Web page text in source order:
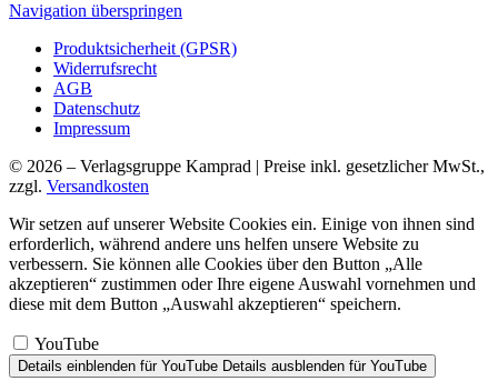
Navigation überspringen
Produktsicherheit (GPSR)
Widerrufsrecht
AGB
Datenschutz
Impressum
© 2026 – Verlagsgruppe Kamprad | Preise inkl. gesetzlicher MwSt.,
zzgl. Versandkosten
Wir setzen auf unserer Website Cookies ein. Einige von ihnen sind
erforderlich, während andere uns helfen unsere Website zu
verbessern. Sie können alle Cookies über den Button „Alle
akzeptieren“ zustimmen oder Ihre eigene Auswahl vornehmen und
diese mit dem Button „Auswahl akzeptieren“ speichern.
YouTube
Details einblenden für YouTube Details ausblenden für YouTube